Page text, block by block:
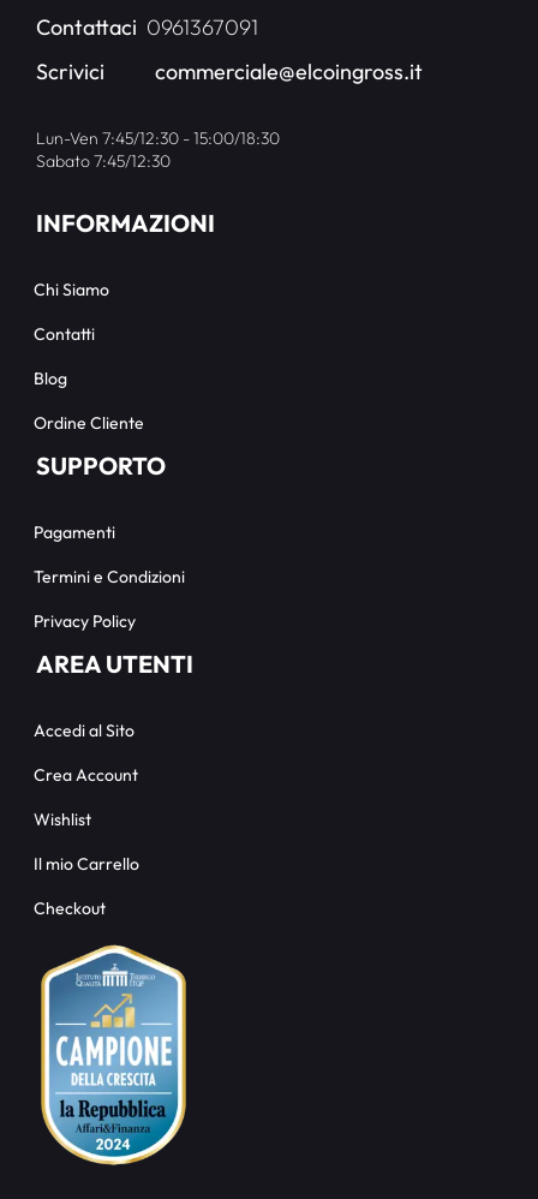
Contattaci 0961367091
Scrivici
commerciale@elcoingross.it
Lun-Ven 7:45/12:30 - 15:00/18:30
Sabato 7:45/12:30
INFORMAZIONI
Chi Siamo
Contatti
Blog
Ordine Cliente
SUPPORTO
Pagamenti
Termini e Condizioni
Privacy Policy
AREA UTENTI
Accedi al Sito
Crea Account
Wishlist
Il mio Carrello
Checkout